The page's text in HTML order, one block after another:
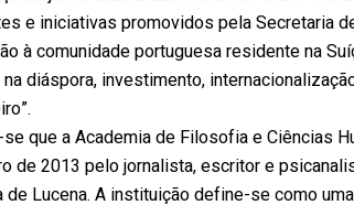
e iniciativas promovidos pela Secretaria
à comunidade portuguesa residente na
diáspora, investimento,
que a Academia de Filosofia e Ciências
de 2013 pelo jornalista, escritor e
de Lucena. A instituição define-se como